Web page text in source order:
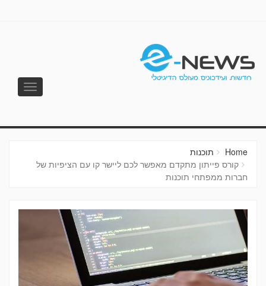
Toggle
Home
תוכנות
קורס פייתון מתקדם מאפשר לכם ליישר קו עם הציפיות של
חברות ממפתחי תוכנות